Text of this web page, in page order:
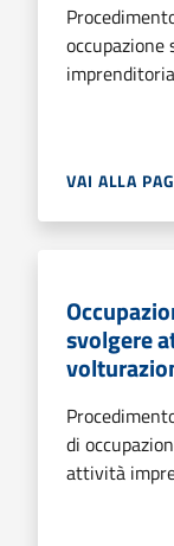
VAI ALLA
svolgere
di
attività